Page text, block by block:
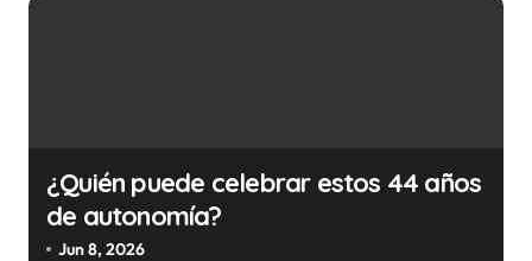
¿Quién puede celebrar estos 44 años
de autonomía?
Jun 8, 2026